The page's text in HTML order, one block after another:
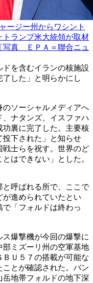
ージー州からワシント
トランプ米大統領が取材
写真 ＥＰＡ＝聯合ニュ
ドを含むイランの核施設
した」と明らかにし
のソーシャルメディアへ
ナタンズ、イスファハ
功裏に完了した。主要核
下された」と知らせ
士らを祝す。世界のど
はできない」とした。
呼ばれる所で、ここで
進められていたとい
「フォルドは終わっ
爆撃機が今回の爆撃に
ミズーリ州の空軍基地
Ｕ５７の搭載が可能な
ことが確認された。バン
地帯フォルドの地下深